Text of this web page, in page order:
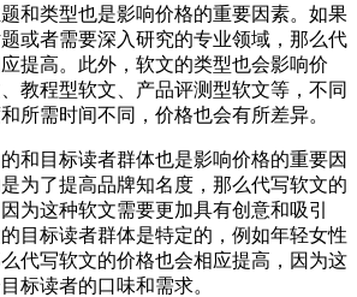
类型也是影响价格的重要因素。如果
或者需要深入研究的专业领域，那么代
提高。此外，软文的类型也会影响价
教程型软文、产品评测型软文等，不同
所需时间不同，价格也会有所差异。
目标读者群体也是影响价格的重要因
为了提高品牌知名度，那么代写软文的
为这种软文需要更加具有创意和吸引
目标读者群体是特定的，例如年轻女性
代写软文的价格也会相应提高，因为这
标读者的口味和需求。